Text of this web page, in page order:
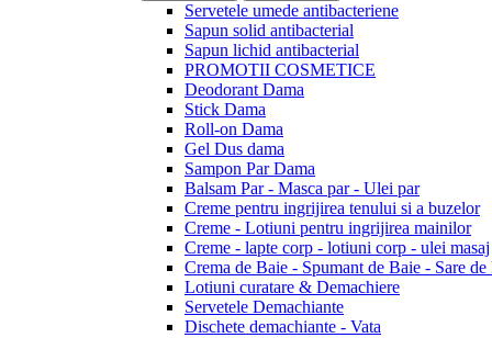
Servetele umede antibacteriene
Sapun solid antibacterial
Sapun lichid antibacterial
PROMOTII COSMETICE
Deodorant Dama
Stick Dama
Roll-on Dama
Gel Dus dama
Sampon Par Dama
Balsam Par - Masca par - Ulei par
Creme pentru ingrijirea tenului si a buzelor
Creme - Lotiuni pentru ingrijirea mainilor
Creme - lapte corp - lotiuni corp - ulei masaj
Crema de Baie - Spumant de Baie - Sare de
Lotiuni curatare & Demachiere
Servetele Demachiante
Dischete demachiante - Vata